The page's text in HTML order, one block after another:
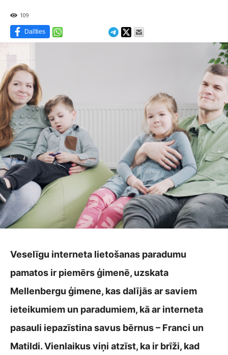
109
Dalīties
Veselīgu interneta lietošanas paradumu
pamatos ir piemērs ģimenē, uzskata
Mellenbergu ģimene, kas dalījās ar saviem
ieteikumiem un paradumiem, kā ar interneta
pasauli iepazīstina savus bērnus – Franci un
Matildi. Vienlaikus viņi atzīst, ka ir brīži, kad